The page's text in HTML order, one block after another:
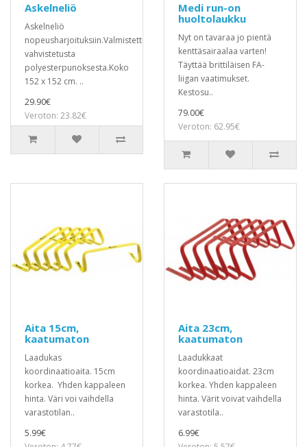
Askelneliö
Askelneliö
nopeusharjoituksiin.Valmistettu
vahvistetusta
polyesterpunoksesta.Koko
152 x 152 cm. ..
29.90€
Veroton: 23.82€
Medi run-on
huoltolaukku
Nyt on tavaraa jo pientä
kenttäsairaalaa varten!
Täyttää brittiläisen FA-
liigan vaatimukset.
Kestosu..
79.00€
Veroton: 62.95€
Aita 15cm,
kaatumaton
Laadukas
koordinaatioaita. 15cm
korkea. Yhden kappaleen
hinta. Väri voi vaihdella
varastotilan..
5.99€
Aita 23cm,
kaatumaton
Laadukkaat
koordinaatioaidat. 23cm
korkea. Yhden kappaleen
hinta. Värit voivat vaihdella
varastotila..
6.99€